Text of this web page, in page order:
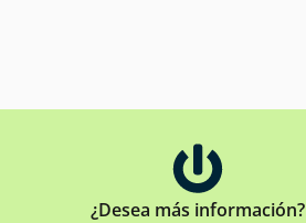
¿Desea más información?